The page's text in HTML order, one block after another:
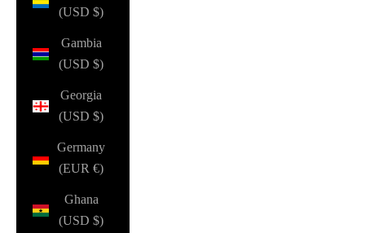
(USD $)
Gambia
(USD $)
Georgia
(USD $)
Germany
(EUR €)
Ghana
(USD $)